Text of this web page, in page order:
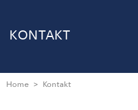
KONTAKT
Home Kontakt